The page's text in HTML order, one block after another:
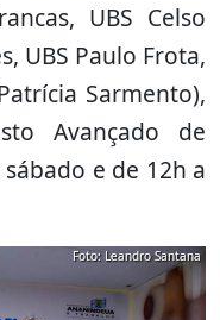
UBS Celso
UBS Paulo Frota,
Sarmento),
Avançado de
e de 12h a
Foto: Leandro Santana
Foto: Leandro Santana